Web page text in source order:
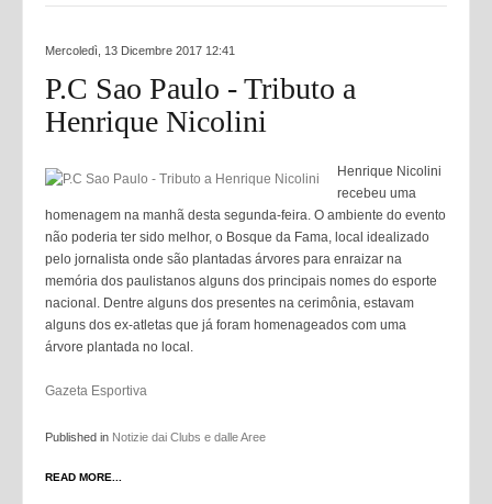
Mercoledì, 13 Dicembre 2017 12:41
P.C Sao Paulo - Tributo a
Henrique Nicolini
Henrique Nicolini
recebeu uma
homenagem na manhã desta segunda-feira. O ambiente do evento
não poderia ter sido melhor, o Bosque da Fama, local idealizado
pelo jornalista onde são plantadas árvores para enraizar na
memória dos paulistanos alguns dos principais nomes do esporte
nacional. Dentre alguns dos presentes na cerimônia, estavam
alguns dos ex-atletas que já foram homenageados com uma
árvore plantada no local.
Gazeta Esportiva
Published in Notizie dai Clubs e dalle Aree
READ MORE...